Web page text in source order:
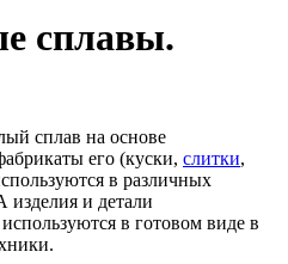
сплавы.
сплав на основе
его (куски, слитки,
в различных
и детали
в готовом виде в